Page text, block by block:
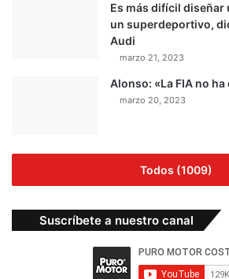
Es más difícil diseñar
un superdeportivo,
Audi
marzo 21, 2023
Alonso: «La FIA no
marzo 20, 2023
Todos (1009)
Suscríbete a nuestro canal